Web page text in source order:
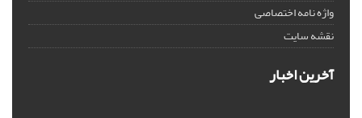
واژه نامه اختصاصی
نقشه سایت
آخرین اخبار